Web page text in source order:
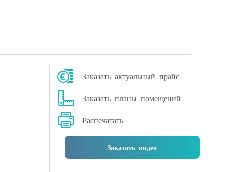
Заказать актуальный прайс
Заказать планы помещений
Распечатать
Заказать видео